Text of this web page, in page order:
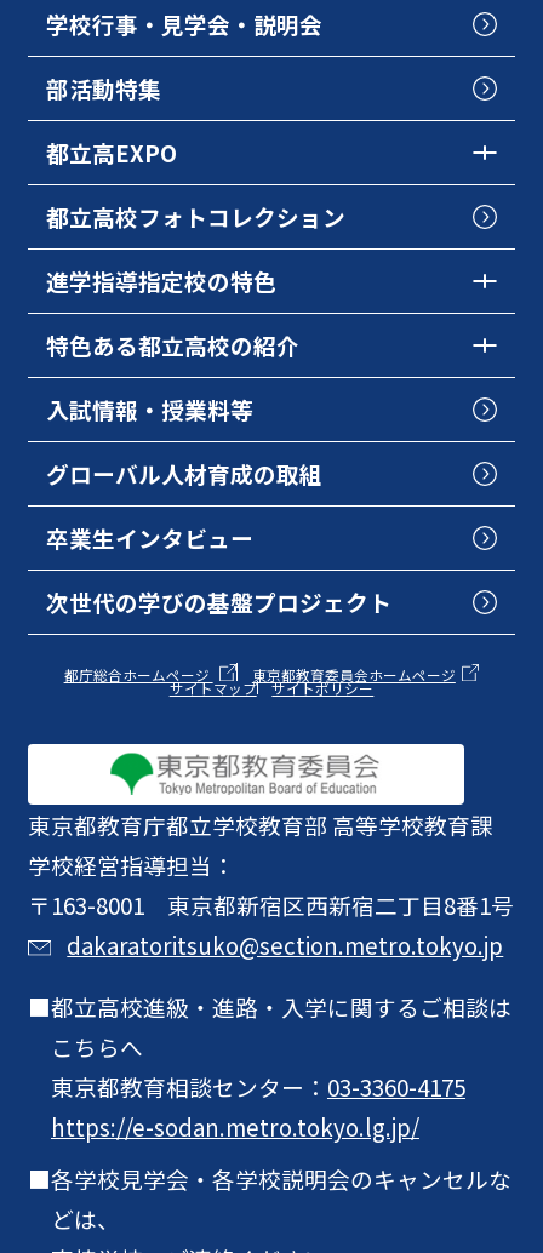
東京都教育庁都立学校教育部 高等学校教育課
学校経営指導担当：
〒163-8001 東京都新宿区西新宿二丁目8番1号
dakaratoritsuko@section.metro.tokyo.jp
都立高校進級・進路・入学に関するご相談は
こちらへ
東京都教育相談センター： 03-3360-4175
https://e-sodan.metro.tokyo.lg.jp/
各学校見学会・各学校説明会のキャンセルな
どは、
学校行事・見学会・説明会
部活動特集
都立高EXPO
都立高校フォトコレクション
進学指導指定校の特色
特色ある都立高校の紹介
入試情報・授業料等
グローバル人材育成の取組
卒業生インタビュー
次世代の学びの基盤プロジェクト
都庁総合ホームページ 東京都教育委員会ホームページ
サイトマップ サイトポリシー